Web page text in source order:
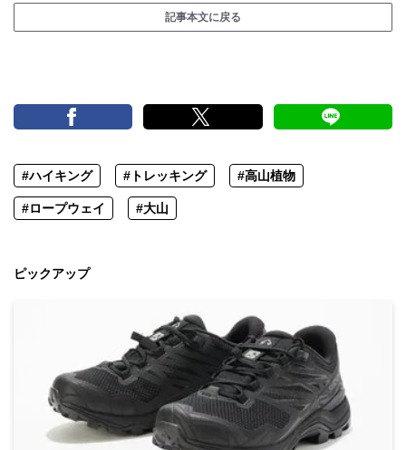
記事本文に戻る
#ハイキング #トレッキング #高山植物
#ロープウェイ #大山
ピックアップ